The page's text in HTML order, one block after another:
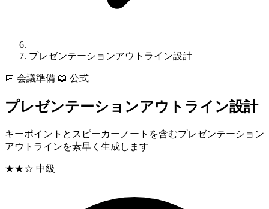
プレゼンテーションアウトライン設計
📅 会議準備 📖 公式
プレゼンテーションアウトライン設計
キーポイントとスピーカーノートを含むプレゼンテーション
アウトラインを素早く生成します
★★☆ 中級